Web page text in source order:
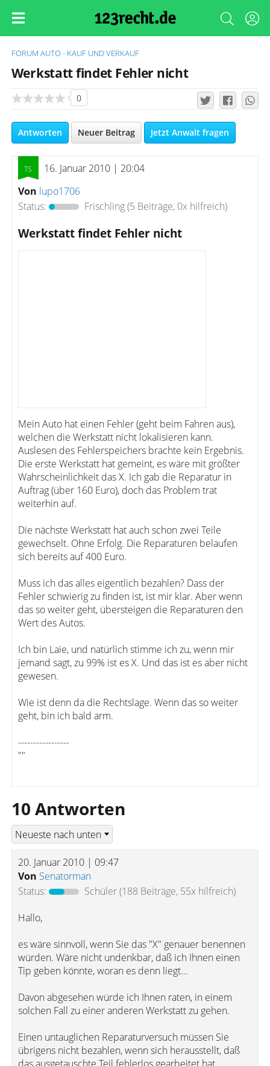
FORUM AUTO - KAUF UND VERKAUF
Werkstatt findet Fehler nicht
0
Antworten Neuer Beitrag Jetzt Anwalt fragen
16. Januar 2010 | 20:04
Von lupo1706
Status:
Frischling(5 Beiträge, 0x hilfreich)
Werkstatt findet Fehler nicht
Mein Auto hat einen Fehler (geht beim Fahren aus),
welchen die Werkstatt nicht lokalisieren kann.
Auslesen des Fehlerspeichers brachte kein Ergebnis.
Die erste Werkstatt hat gemeint, es wäre mit größter
Wahrscheinlichkeit das X. Ich gab die Reparatur in
Auftrag (über 160 Euro), doch das Problem trat
weiterhin auf.
Die nächste Werkstatt hat auch schon zwei Teile
gewechselt. Ohne Erfolg. Die Reparaturen belaufen
sich bereits auf 400 Euro.
Muss ich das alles eigentlich bezahlen? Dass der
Fehler schwierig zu finden ist, ist mir klar. Aber wenn
das so weiter geht, übersteigen die Reparaturen den
Wert des Autos.
Ich bin Laie, und natürlich stimme ich zu, wenn mir
jemand sagt, zu 99% ist es X. Und das ist es aber nicht
gewesen.
Wie ist denn da die Rechtslage. Wenn das so weiter
geht, bin ich bald arm.
-----------------
""
10 Antworten
20. Januar 2010 | 09:47
Von Senatorman
Status:
Schüler(188 Beiträge, 55x hilfreich)
Hallo,
es wäre sinnvoll, wenn Sie das "X" genauer benennen
würden. Wäre nicht undenkbar, daß ich Ihnen einen
Tip geben könnte, woran es denn liegt...
Davon abgesehen würde ich Ihnen raten, in einem
solchen Fall zu einer anderen Werkstatt zu gehen.
Einen untauglichen Reparaturversuch müssen Sie
übrigens nicht bezahlen, wenn sich herausstellt, daß